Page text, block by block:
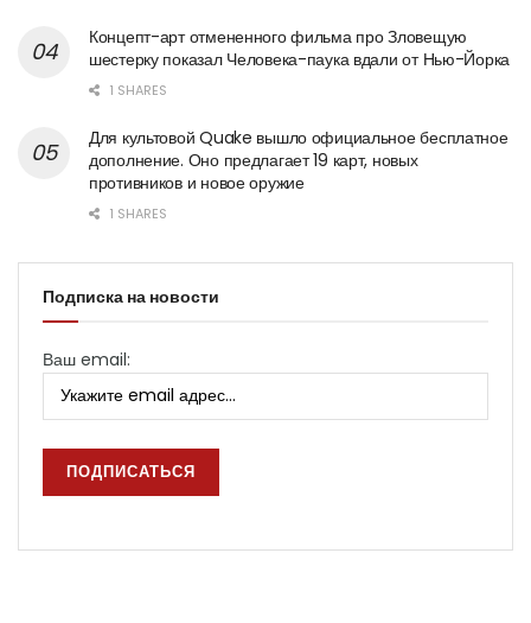
Концепт-арт отмененного фильма про Зловещую
шестерку показал Человека-паука вдали от Нью-Йорка
1 SHARES
Для культовой Quake вышло официальное бесплатное
дополнение. Оно предлагает 19 карт, новых
противников и новое оружие
1 SHARES
Подписка на новости
Ваш email: